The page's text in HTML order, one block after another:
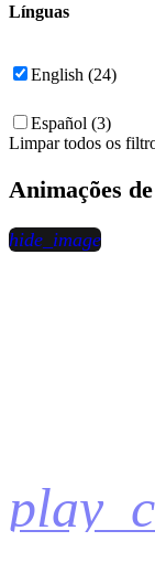
Línguas
English (24)
Español (3)
Limpar todos os
Animações
hide_image